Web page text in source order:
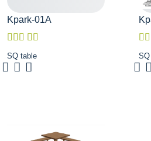
Kpark-01A
SQ table